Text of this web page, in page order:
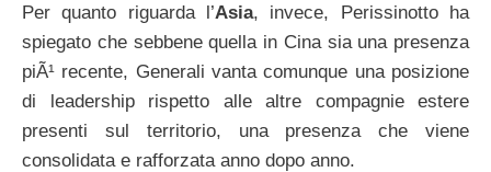
Per quanto riguarda l’Asia, invece, Perissinotto ha
spiegato che sebbene quella in Cina sia una presenza
piÃ¹ recente, Generali vanta comunque una posizione
di leadership rispetto alle altre compagnie estere
presenti sul territorio, una presenza che viene
consolidata e rafforzata anno dopo anno.